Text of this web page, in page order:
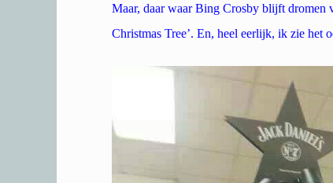
Maar, daar waar Bing Crosby blijft dromen
Christmas Tree’. En, heel eerlijk, ik zie het